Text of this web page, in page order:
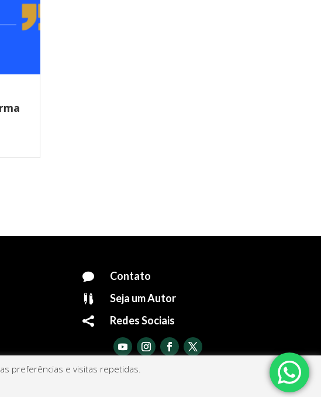
 Contato
 Seja um Autor
 Redes Sociais
por
preferências e visitas repetidas.